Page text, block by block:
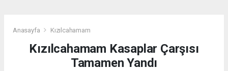
Anasayfa Kızılcahamam
Kızılcahamam Kasaplar Çarşısı
Tamamen Yandı